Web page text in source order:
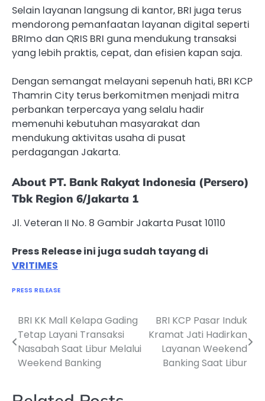
Selain layanan langsung di kantor, BRI juga terus
mendorong pemanfaatan layanan digital seperti
BRImo dan QRIS BRI guna mendukung transaksi
yang lebih praktis, cepat, dan efisien kapan saja.
Dengan semangat melayani sepenuh hati, BRI KCP
Thamrin City terus berkomitmen menjadi mitra
perbankan terpercaya yang selalu hadir
memenuhi kebutuhan masyarakat dan
mendukung aktivitas usaha di pusat
perdagangan Jakarta.
About PT. Bank Rakyat Indonesia (Persero)
Tbk Region 6/Jakarta 1
Jl. Veteran II No. 8 Gambir Jakarta Pusat 10110
Press Release ini juga sudah tayang di
VRITIMES
PRESS RELEASE
Navigasi
pos
BRI KK Mall Kelapa Gading
Tetap Layani Transaksi
Nasabah Saat Libur Melalui
Weekend Banking
BRI KCP Pasar Induk
Kramat Jati Hadirkan
Layanan Weekend
Banking Saat Libur